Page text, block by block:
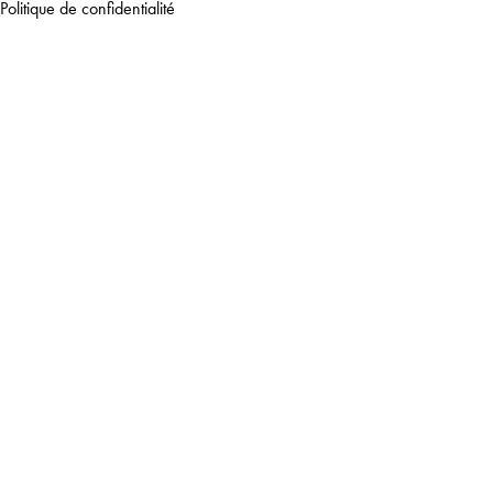
Politique de confidentialité